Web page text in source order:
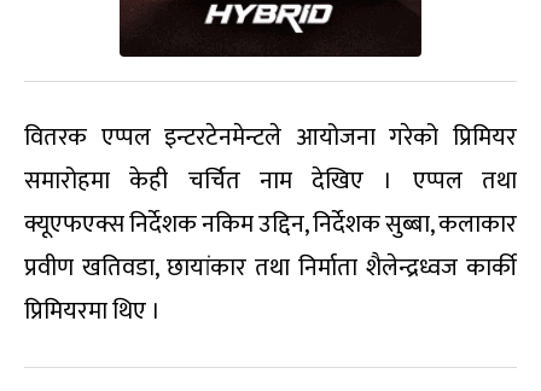
वितरक एप्पल इन्टरटेनमेन्टले आयोजना गरेको प्रिमियर
समारोहमा केही चर्चित नाम देखिए । एप्पल तथा
क्यूएफएक्स निर्देशक नकिम उद्दिन, निर्देशक सुब्बा, कलाकार
प्रवीण खतिवडा, छायांकार तथा निर्माता शैलेन्द्रध्वज कार्की
प्रिमियरमा थिए ।